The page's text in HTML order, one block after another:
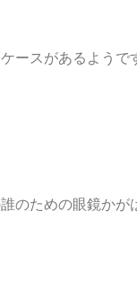
ースがあるようで
のための眼鏡かが